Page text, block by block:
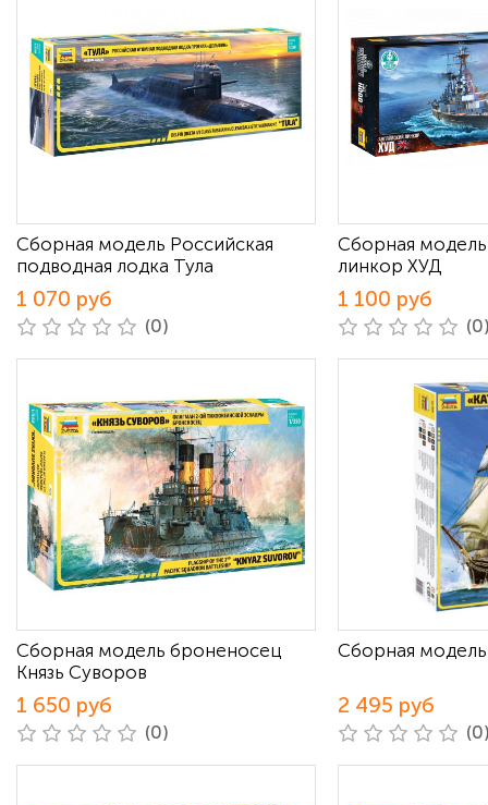
Сборная модель Российская
подводная лодка Тула
1 070 руб
(0)
Сборная модель
линкор ХУД
1 100 руб
Сборная модель броненосец
Князь Суворов
1 650 руб
(0)
Сборная
2 495 руб